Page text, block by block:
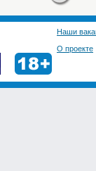
Наши
О проекте